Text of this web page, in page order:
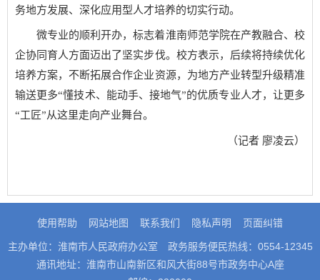
务地方发展、深化应用型人才培养的切实行动。
微专业的顺利开办，标志着淮南师范学院在产教融合、校
企协同育人方面迈出了坚实步伐。校方表示，后续将持续优化
培养方案，不断拓展合作企业资源，为地方产业转型升级精准
输送更多“懂技术、能动手、接地气”的优质专业人才，让更多
“工匠”从这里走向产业舞台。
（记者 廖凌云）
使用帮助 网站地图 联系我们 隐私声明 页面纠错
主办单位：淮南市人民政府办公室
政务服务便民热线：0554-12345
通讯地址：淮南市山南新区和风大街88号市政务中心A座